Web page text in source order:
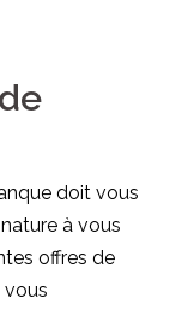
doit vous
à vous
offres de
vous